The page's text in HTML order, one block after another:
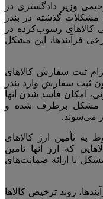
وزیر دادگستری در
مشکلات گذشته در بندر
کالا‌های رسوب‌کرده در
فرآیندها، این مشکل
ثبت سفارش کالا‌های
ثبت سفارش وارد بندر
امکان فاسد شدن آنها
مشکل برطرف شده و
می‌شوند.
به تأمین ارز کالا‌های
که ارز آنها تأمین
با ارائه ضمانت‌های
روند ترخیص کالا‌ها